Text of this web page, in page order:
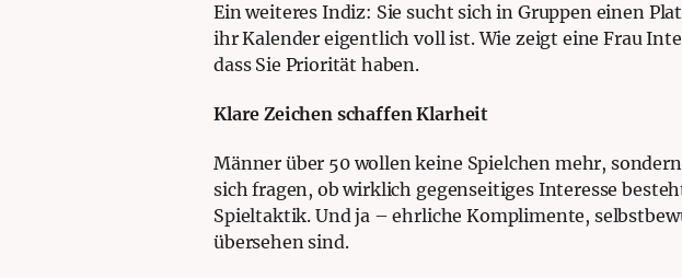
Ein weiteres Indiz: Sie sucht sich in Gruppen einen
ihr Kalender eigentlich voll ist. Wie zeigt eine Frau
dass Sie Priorität haben.
Klare Zeichen schaffen Klarheit
Männer über 50 wollen keine Spielchen mehr,
sich fragen, ob wirklich gegenseitiges Interesse
Spieltaktik. Und ja – ehrliche Komplimente,
übersehen sind.